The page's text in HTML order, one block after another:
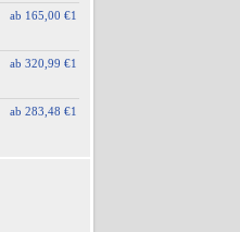
ab 165,00 €1
ab 320,99 €1
ab 283,48 €1